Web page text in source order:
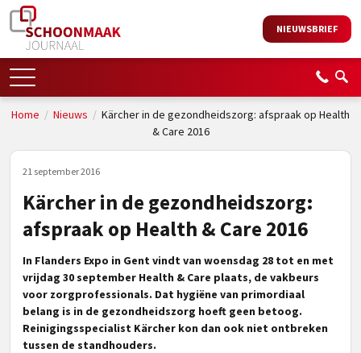
NIEUWSBRIEF
Home / Nieuws / Kärcher in de gezondheidszorg: afspraak op Health
& Care 2016
21 september 2016
Kärcher in de gezondheidszorg:
afspraak op Health & Care 2016
In Flanders Expo in Gent vindt van woensdag 28 tot en met
vrijdag 30 september Health & Care plaats, de vakbeurs
voor zorgprofessionals. Dat hygiëne van primordiaal
belang is in de gezondheidszorg hoeft geen betoog.
Reinigingsspecialist Kärcher kon dan ook niet ontbreken
tussen de standhouders.